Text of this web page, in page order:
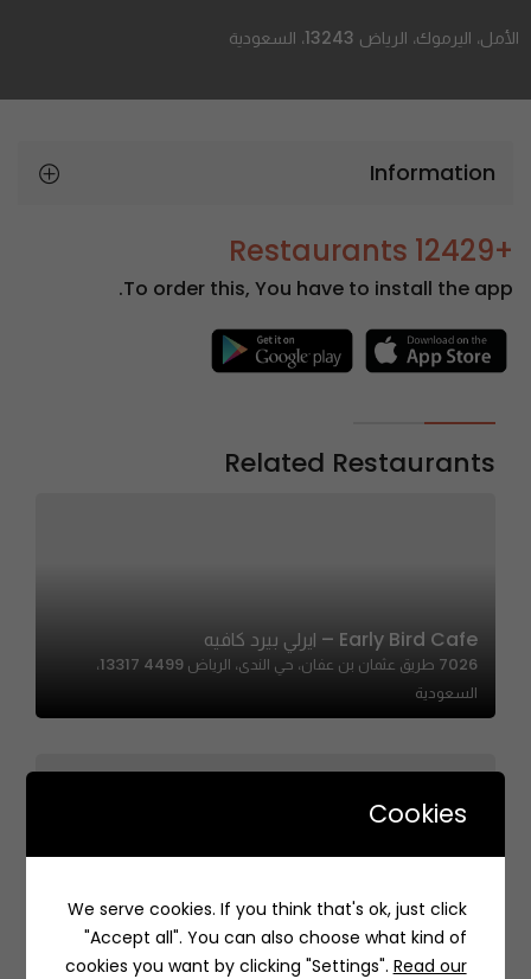
الأمل، اليرموك، الرياض 13243، السعودية
Information
+12429 Restaurants
To order this, You have to install the app.
Related Restaurants
Early Bird Cafe – ايرلي بيرد كافيه
7026 طريق عثمان بن عفان، حي الندى، الرياض 13317 4499،
السعودية
Glaze Donuts – قليز دونات
حي, 6860 Prince Sultan Ibn Abdulaziz, Al Mathar Ash
Shamali, Riyadh 12312, Saudi Arabia
Cookies
We serve cookies. If you think that's ok, just click
"Accept all". You can also choose what kind of
cookies you want by clicking "Settings". Read our